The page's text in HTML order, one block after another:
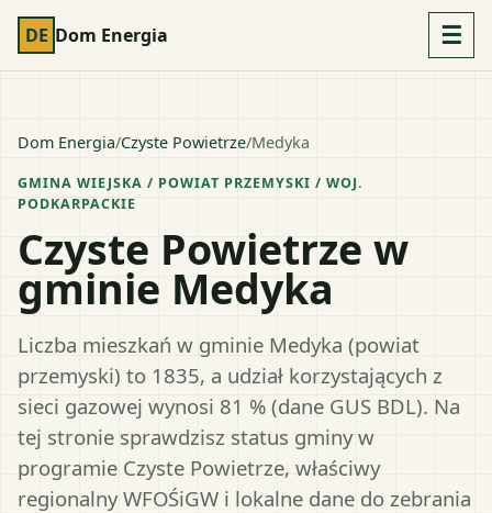
DE Dom Energia ☰
Dom Energia/Czyste Powietrze/Medyka
GMINA WIEJSKA / POWIAT PRZEMYSKI / WOJ.
PODKARPACKIE
Czyste Powietrze w
gminie Medyka
Liczba mieszkań w gminie Medyka (powiat
przemyski) to 1835, a udział korzystających z
sieci gazowej wynosi 81 % (dane GUS BDL). Na
tej stronie sprawdzisz status gminy w
programie Czyste Powietrze, właściwy
regionalny WFOŚiGW i lokalne dane do zebrania